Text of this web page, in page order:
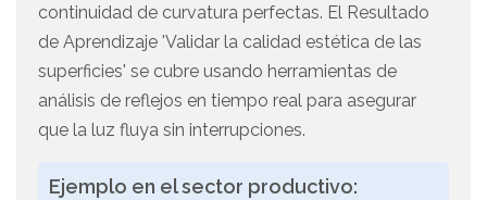
continuidad de curvatura perfectas. El Resultado
de Aprendizaje 'Validar la calidad estética de las
superficies' se cubre usando herramientas de
análisis de reflejos en tiempo real para asegurar
que la luz fluya sin interrupciones.
Ejemplo en el sector productivo: